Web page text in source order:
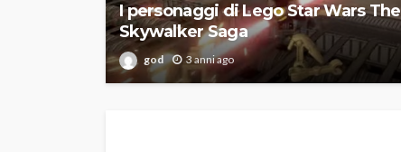
I personaggi di Lego Star Wars The
Skywalker Saga
god 3 anni ago